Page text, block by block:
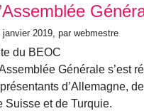
janvier 2019, par webmestre
du BEOC
Générale s’est
d’Allemagne,
Suisse et de Turquie.